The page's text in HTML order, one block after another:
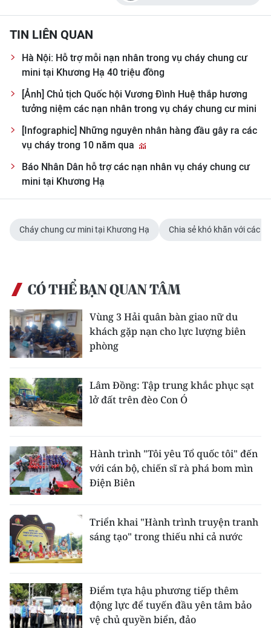
TIN LIÊN QUAN
Hà Nội: Hỗ trợ mỗi nạn nhân trong vụ cháy chung cư
mini tại Khương Hạ 40 triệu đồng
[Ảnh] Chủ tịch Quốc hội Vương Đình Huệ thắp hương
tưởng niệm các nạn nhân trong vụ cháy chung cư mini
[Infographic] Những nguyên nhân hàng đầu gây ra các
vụ cháy trong 10 năm qua
Báo Nhân Dân hỗ trợ các nạn nhân vụ cháy chung cư
mini tại Khương Hạ
Cháy chung cư mini tại Khương Hạ Chia sẻ khó khăn với các
CÓ THỂ BẠN QUAN TÂM
Vùng 3 Hải quân bàn giao nữ du
khách gặp nạn cho lực lượng biên
phòng
Lâm Đồng: Tập trung khắc phục sạt
lở đất trên đèo Con Ó
Hành trình "Tôi yêu Tổ quốc tôi" đến
với cán bộ, chiến sĩ rà phá bom mìn
Điện Biên
Triển khai "Hành trình truyện tranh
sáng tạo" trong thiếu nhi cả nước
Điểm tựa hậu phương tiếp thêm
động lực để tuyến đầu yên tâm bảo
vệ chủ quyền biển, đảo